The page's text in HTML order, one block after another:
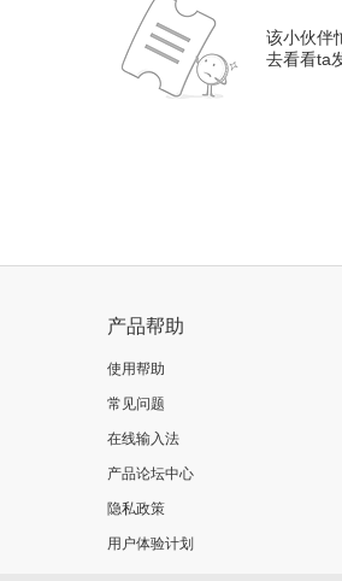
该小伙伴
去看看ta
产品帮助
使用帮助
常见问题
在线输入法
产品论坛中心
隐私政策
用户体验计划